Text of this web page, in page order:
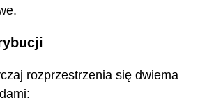
rozprzestrzenia się dwiema